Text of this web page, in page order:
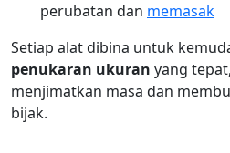
perubatan dan memasak
Setiap alat dibina untuk
penukaran ukuran yang
menjimatkan masa dan
bijak.